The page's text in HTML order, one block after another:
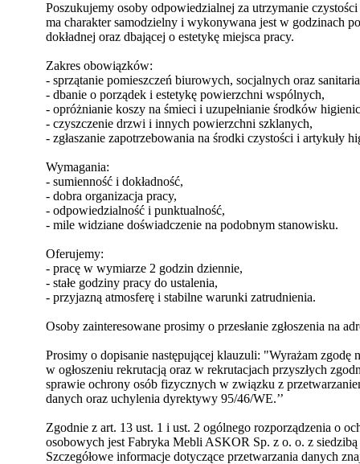
Poszukujemy osoby odpowiedzialnej za utrzymanie
ma charakter samodzielny i wykonywana jest w godzinach
dokładnej oraz dbającej o estetykę miejsca pracy.
Zakres obowiązków:
- sprzątanie pomieszczeń biurowych, socjalnych oraz
- dbanie o porządek i estetykę powierzchni wspólnych,
- opróżnianie koszy na śmieci i uzupełnianie środków
- czyszczenie drzwi i innych powierzchni szklanych,
- zgłaszanie zapotrzebowania na środki czystości i artykuły
Wymagania:
- sumienność i dokładność,
- dobra organizacja pracy,
- odpowiedzialność i punktualność,
- mile widziane doświadczenie na podobnym stanowisku.
Oferujemy:
- pracę w wymiarze 2 godzin dziennie,
- stałe godziny pracy do ustalenia,
- przyjazną atmosferę i stabilne warunki zatrudnienia.
Osoby zainteresowane prosimy o przesłanie zgłoszenia na
Prosimy o dopisanie następującej klauzuli: "Wyrażam
w ogłoszeniu rekrutacją oraz w rekrutacjach przyszłych
sprawie ochrony osób fizycznych w związku z
danych oraz uchylenia dyrektywy 95/46/WE.’’
Zgodnie z art. 13 ust. 1 i ust. 2 ogólnego rozporządzenia o
osobowych jest Fabryka Mebli ASKOR Sp. z o. o. z
Szczegółowe informacje dotyczące przetwarzania danych